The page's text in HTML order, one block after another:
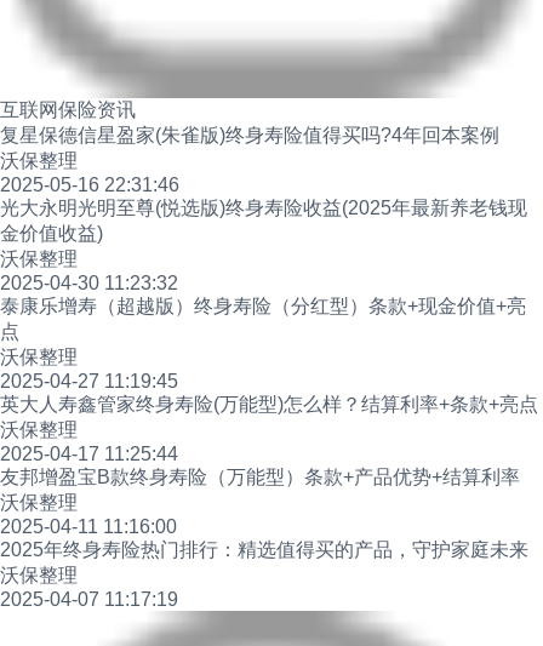
互联网保险资讯
复星保德信星盈家(朱雀版)终身寿险值得买吗?4年回本案例
沃保整理
2025-05-16 22:31:46
光大永明光明至尊(悦选版)终身寿险收益(2025年最新养老钱现
金价值收益)
沃保整理
2025-04-30 11:23:32
泰康乐增寿（超越版）终身寿险（分红型）条款+现金价值+亮
点
沃保整理
2025-04-27 11:19:45
英大人寿鑫管家终身寿险(万能型)怎么样？结算利率+条款+亮点
沃保整理
2025-04-17 11:25:44
友邦增盈宝B款终身寿险（万能型）条款+产品优势+结算利率
沃保整理
2025-04-11 11:16:00
2025年终身寿险热门排行：精选值得买的产品，守护家庭未来
沃保整理
2025-04-07 11:17:19